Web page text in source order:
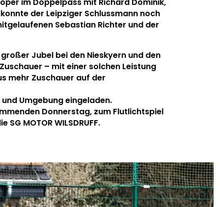
im Doppelpass mit Richard Dominik,
der Leipziger Schlussmann noch
Sebastian Richter und der
Jubel bei den Nieskyern und den
– mit einer solchen Leistung
mehr Zuschauer auf der
Umgebung eingeladen.
Donnerstag, zum Flutlichtspiel
MOTOR WILSDRUFF.